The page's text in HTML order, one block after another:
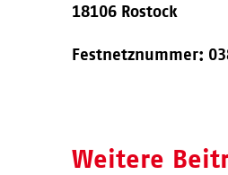
18106 Rostock
Festnetznummer:
Weitere